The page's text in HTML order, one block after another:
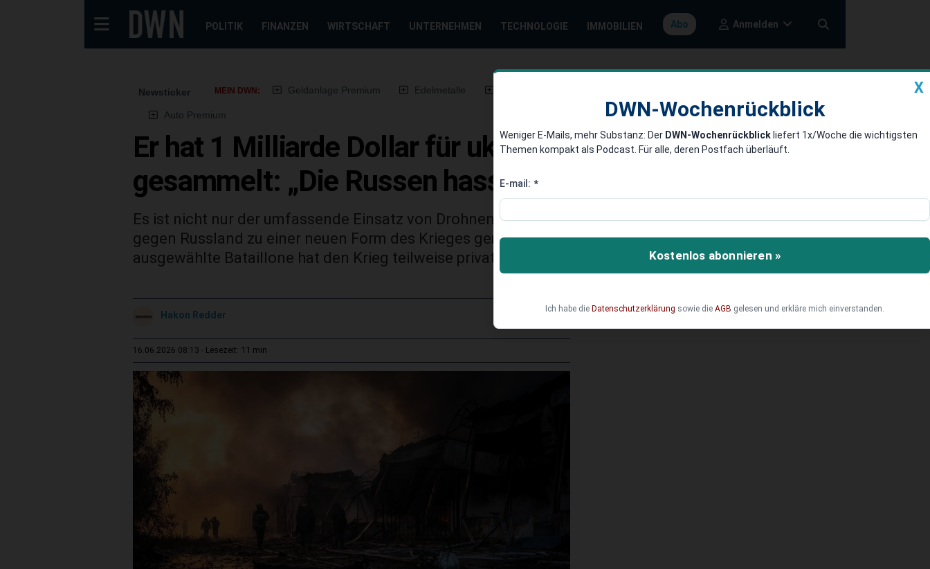
POLITIK FINANZEN WIRTSCHAFT UNTERNEHMEN TECHNOLOGIE IMMOBILIEN Abo Anmelden
Newsticker MEIN DWN: Geldanlage Premium Edelmetalle
Auto Premium
Er hat 1 Milliarde Dollar für ukrainische Waffen
gesammelt: „Die Russen hassen uns“
Es ist nicht nur der umfassende Einsatz von Drohnen aller Art, der die Verteidigung der Ukraine
gegen Russland zu einer neuen Form des Krieges gemacht hat. Private Unterstützung für
ausgewählte Bataillone hat den Krieg teilweise privatisiert.
Hakon Redder
16.06.2026 08:13 Lesezeit: 11 min
X
DWN-Wochenrückblick
Weniger E-Mails, mehr Substanz: Der DWN-Wochenrückblick liefert 1x/Woche die wichtigsten
Themen kompakt als Podcast. Für alle, deren Postfach überläuft.
E-mail: *
Kostenlos abonnieren »
Ich habe die Datenschutzerklärung sowie die AGB gelesen und erkläre mich einverstanden.